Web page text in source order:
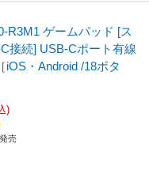
R3M1 ゲームパッド [ス
接続] USB-Cポート有線
iOS・Android /18ボタ
)
売